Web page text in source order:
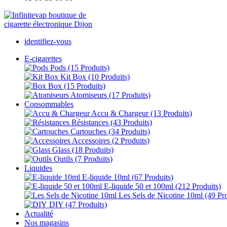
identifiez-vous
E-cigarettes
Pods (15 Produits)
Kit Box (10 Produits)
Box (15 Produits)
Atomiseurs (17 Produits)
Consommables
Accu & Chargeur(13 Produits)
Résistances (43 Produits)
Cartouches (34 Produits)
Accessoires (2 Produits)
Glass (18 Produits)
Outils (7 Produits)
Liquides
E-liquide 10ml (67 Produits)
E-liquide 50 et 100ml (212 Produits)
Les Sels de Nicotine 10ml (49
DIY (47 Produits)
Actualité
Nos magasins